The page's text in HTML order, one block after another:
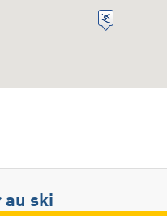
au ski